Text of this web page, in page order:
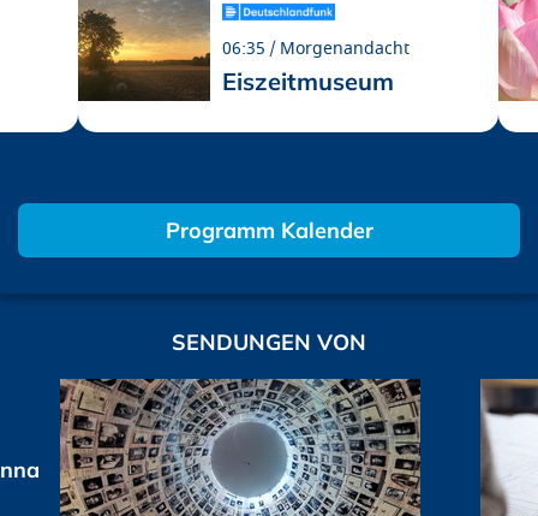
06:35 Morgenandacht
Eiszeitmuseum
Programm Kalender
SENDUNGEN VON